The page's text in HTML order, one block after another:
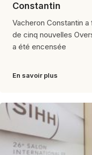
Constantin
Vacheron Constantin
de cinq nouvelles
a été encensée
En savoir plus